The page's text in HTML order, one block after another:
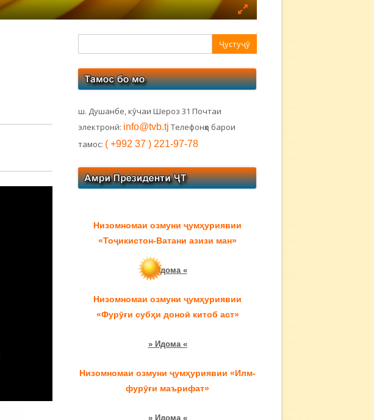
боковая
ш. Душанбе, кӯчаи Шероз 31 Почтаи
электронӣ: info@tvb.tj Телефонҳо барои
тамос: ( +992 37 ) 221-97-78
Низомномаи озмуни ҷумҳуриявии
«Тоҷикистон-Ватани азизи ман»
» Идома «
Низомномаи озмуни ҷумҳуриявии
«Фурӯғи субҳи доноӣ китоб аст»
» Идома «
Низомномаи озмуни ҷумҳуриявии «Илм-
фурӯғи маърифат»
» Идома «